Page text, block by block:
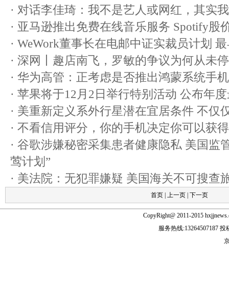
· 对话李佳琦：我不是艺人或网红，其实
· 亚马逊推出免费在线音乐服务 Spotify股
· WeWork董事长在电邮中证实裁员计划
· 深网丨趣店南飞，罗敏的争议为何从未
· 华为高管：正考虑是否推出鸿蒙系统手
· 苹果将于12月2日举行特别活动 公布年
· 美重新定义系外行星潜在宜居条件 不仅
· 不看信用评分，你的手机决定你可以获
· 谷歌涉嫌秘密采集患者健康隐私 美国监
莺计划”
· 美法院：无犯罪嫌疑 美国海关不可搜查
首页 上一页 下一页
CopyRight@ 2011-2015
服务热线:13264507187 投